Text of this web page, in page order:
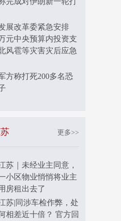
展改革委紧急安排
元中央预算内投资支
风雹等灾害灾后应急
方称打死200多名恐
更多>>
苏｜未经业主同意，
小区物业悄悄将业主
房租出去了
苏|同涉车检作弊，处
相差近十倍？ 官方回